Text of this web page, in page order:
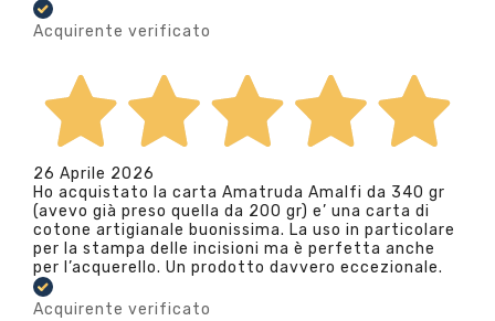
Acquirente verificato
26 Aprile 2026
Ho acquistato la carta Amatruda Amalfi da 340 gr
(avevo già preso quella da 200 gr) e’ una carta di
cotone artigianale buonissima. La uso in particolare
per la stampa delle incisioni ma è perfetta anche
per l’acquerello. Un prodotto davvero eccezionale.
Acquirente verificato